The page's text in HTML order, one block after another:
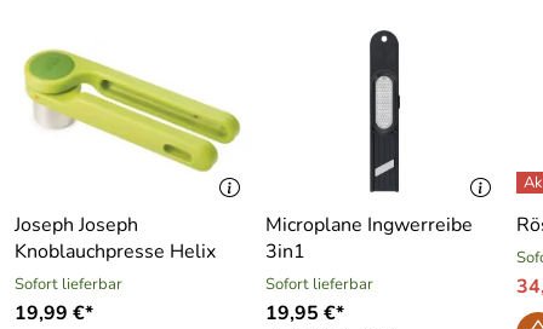
Joseph Joseph
Knoblauchpresse Helix
Sofort lieferbar
19,99 €*
Microplane Ingwerreibe
3in1
Sofort lieferbar
19,95 €*